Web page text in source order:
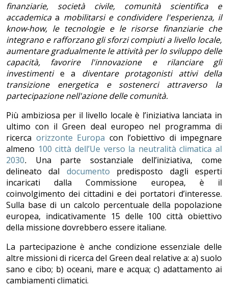
finanziarie, società civile, comunità scientifica e
accademicaa mobilitarsi e condividere l'esperienza, il
know-how, le tecnologie e le risorse finanziarie che
integrano e rafforzano gli sforzi compiuti a livello locale,
aumentare gradualmente le attività per lo sviluppo delle
capacità, favorire l'innovazione e rilanciare gli
investimenti e a diventare protagonisti attivi della
transizione energetica e sostenerci attraverso la
partecipazione nell'azione delle comunità.
Più ambiziosa per il livello locale è l’iniziativa lanciata in
ultimo con il Green deal europeo nel programma di
ricerca orizzonte Europa con l’obiettivo di impegnare
almeno 100 città dell’Ue verso la neutralità climatica al
2030. Una parte sostanziale dell’iniziativa, come
delineato dal documento predisposto dagli esperti
incaricati dalla Commissione europea, è il
coinvolgimento dei cittadini e dei portatori d’interesse.
Sulla base di un calcolo percentuale della popolazione
europea, indicativamente 15 delle 100 città obiettivo
della missione dovrebbero essere italiane.
La partecipazione è anche condizione essenziale delle
altre missioni di ricerca del Green deal relative a: a) suolo
sano e cibo; b) oceani, mare e acqua; c) adattamento ai
cambiamenti climatici.